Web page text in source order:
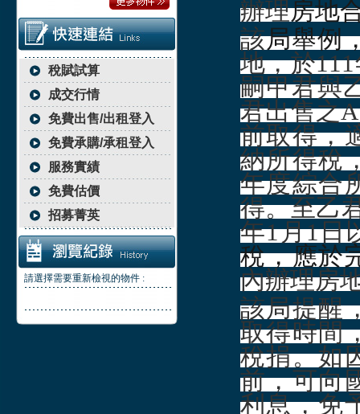
稅賦試算
成交行情
免費出售/出租登入
免費承購/承租登入
服務實績
免費估價
招募菁英
請選擇需要重新檢視的物件 :
辦理房地
該局舉例
地，於
嗣甲君與
君出售之
前取得，
納所得稅
年度綜合
得。至乙
年1月1日
稅，應於
內辦理房
該局提醒
取得時間
稅捐。如
前，可向
利息，免